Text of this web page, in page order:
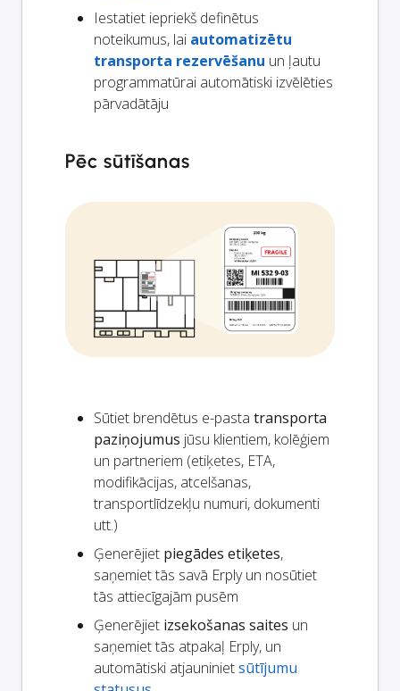
Iestatiet iepriekš definētus
noteikumus, lai automatizētu
transporta rezervēšanu un ļautu
programmatūrai automātiski izvēlēties
pārvadātāju
Pēc sūtīšanas
Sūtiet brendētus e-pasta transporta
paziņojumus jūsu klientiem, kolēģiem
un partneriem (etiķetes, ETA,
modifikācijas, atcelšanas,
transportlīdzekļu numuri, dokumenti
utt.)
Ģenerējiet piegādes etiķetes,
saņemiet tās savā Erply un nosūtiet
tās attiecīgajām pusēm
Ģenerējiet izsekošanas saites un
saņemiet tās atpakaļ Erply, un
automātiski atjauninietsūtījumu